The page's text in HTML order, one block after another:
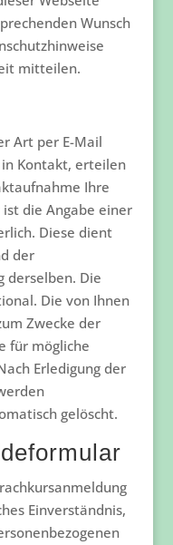
Wunsch
mitteilen.
Art per E-Mail
Kontakt, erteilen
Ihre
die Angabe einer
Diese dient
der
derselben. Die
Die von Ihnen
Zwecke der
für mögliche
Erledigung der
gelöscht.
Einverständnis,